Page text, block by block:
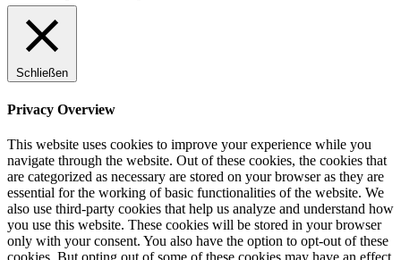
Schließen
Privacy Overview
This website uses cookies to improve your experience while you
navigate through the website. Out of these cookies, the cookies that
are categorized as necessary are stored on your browser as they are
essential for the working of basic functionalities of the website. We
also use third-party cookies that help us analyze and understand how
you use this website. These cookies will be stored in your browser
only with your consent. You also have the option to opt-out of these
cookies. But opting out of some of these cookies may have an effect